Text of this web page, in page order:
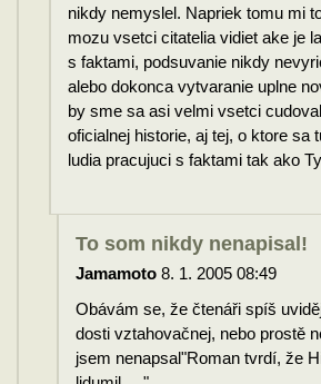
nikdy nemyslel. Napriek tomu mi
mozu vsetci citatelia vidiet ake je
s faktami, podsuvanie nikdy
alebo dokonca vytvaranie uplne
by sme sa asi velmi vsetci
oficialnej historie, aj tej, o ktore sa
ludia pracujuci s faktami tak ako
To som nikdy nenapisal!
Jamamoto 8. 1. 2005 08:49
Obávám se, že čtenáři spíš
dosti vztahovačnej, nebo prostě
jsem nenapsal"Roman tvrdí, že